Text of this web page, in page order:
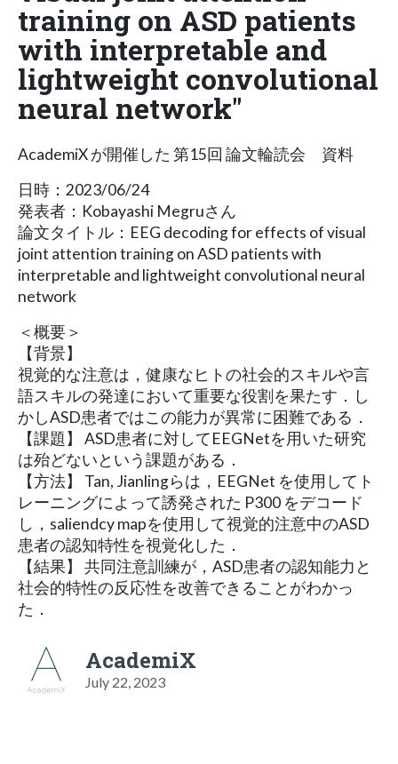
training on ASD patients
with interpretable and
lightweight convolutional
neural network"
AcademiX が開催した 第15回 論文輪読会 資料
日時：2023/06/24
発表者：Kobayashi Megruさん
論文タイトル：EEG decoding for effects of visual
joint attention training on ASD patients with
interpretable and lightweight convolutional neural
network
＜概要＞
【背景】
視覚的な注意は，健康なヒトの社会的スキルや言
語スキルの発達において重要な役割を果たす．し
かしASD患者ではこの能力が異常に困難である．
【課題】 ASD患者に対してEEGNetを用いた研究
は殆どないという課題がある．
【方法】 Tan, Jianlingらは，EEGNet を使用してト
レーニングによって誘発された P300 をデコード
し，saliendcy mapを使用して視覚的注意中のASD
患者の認知特性を視覚化した．
【結果】 共同注意訓練が，ASD患者の認知能力と
社会的特性の反応性を改善できることがわかっ
た．
AcademiX
July 22, 2023